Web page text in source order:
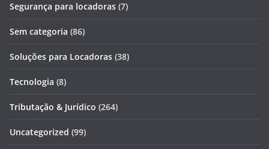
Segurança para locadoras (7)
Sem categoria (86)
Soluções para Locadoras (38)
Tecnologia (8)
Tributação & Jurídico (264)
Uncategorized (99)